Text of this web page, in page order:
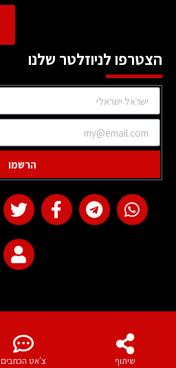
שיתוף צ'אט הכתבים
הצטרפו לניוזלטר שלנו
הרשמו
web development